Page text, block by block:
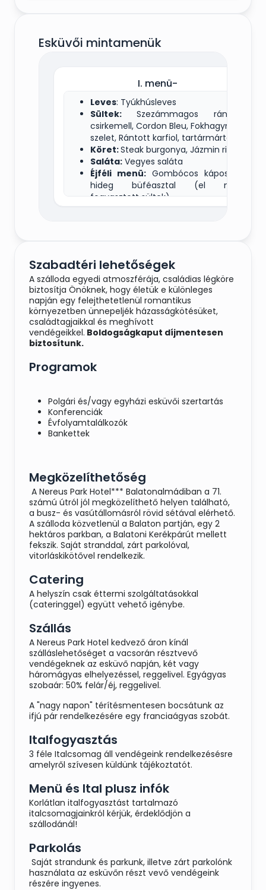
Esküvői mintamenük
I. menü-
Leves: Tyúkhúsleves
Sültek: Szezámmagos rántott
csirkemell, Cordon Bleu, Fokhagymás
szelet, Rántott karfiol, tartármártás
Köret:Steak burgonya, Jázmin rizs
Saláta: Vegyes saláta
Éjféli menü: Gombócos káposzta,
hideg büféasztal (el nem
fogyasztott sültek)
Szabadtéri lehetőségek
A szálloda egyedi atmoszférája, családias légköre
biztosítja Önöknek, hogy életük e különleges
napján egy felejthetetlenül romantikus
környezetben ünnepeljék házasságkötésüket,
családtagjaikkal és meghívott
vendégeikkel. Boldogságkaput díjmentesen
biztosítunk.
Programok
Polgári és/vagy egyházi esküvői szertartás
Konferenciák
Évfolyamtalálkozók
Bankettek
Megközelíthetőség
A Nereus Park Hotel*** Balatonalmádiban a 71.
számú útról jól megközelíthető helyen található,
a busz- és vasútállomásról rövid sétával elérhető.
A szálloda közvetlenül a Balaton partján, egy 2
hektáros parkban, a Balatoni Kerékpárút mellett
fekszik. Saját stranddal, zárt parkolóval,
vitorláskikötővel rendelkezik.
Catering
A helyszín csak éttermi szolgáltatásokkal
(cateringgel) együtt vehető igénybe.
Szállás
A Nereus Park Hotel kedvező áron kínál
szálláslehetőséget a vacsorán résztvevő
vendégeknek az esküvő napján, két vagy
háromágyas elhelyezéssel, reggelivel. Egyágyas
szobaár: 50% felár/éj, reggelivel.
A "nagy napon" térítésmentesen bocsátunk az
ifjú pár rendelkezésére egy franciaágyas szobát.
Italfogyasztás
3 féle Italcsomag áll vendégeink rendelkezésésre
amelyről szívesen küldünk tájékoztatót.
Menü és Ital plusz infók
Korlátlan italfogyasztást tartalmazó
italcsomagjainkról kérjük, érdeklődjön a
szállodánál!
Parkolás
Saját strandunk és parkunk, illetve zárt parkolónk
használata az esküvőn részt vevő vendégeink
részére ingyenes.